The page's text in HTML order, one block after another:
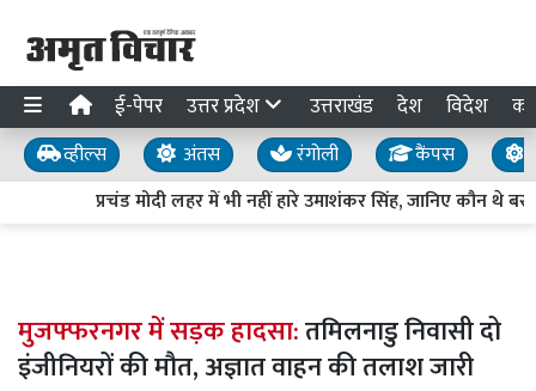
ई-पेपर उत्तर प्रदेश उत्तराखंड देश विदेश
व्हील्स अंतस रंगोली कैंपस
प्रचंड मोदी लहर में भी नहीं हारे उमाशंकर सिंह, जानिए कौन थे
मुजफ्फरनगर में सड़क हादसा:तमिलनाडु निवासी दो
इंजीनियरों की मौत, अज्ञात वाहन की तलाश जारी